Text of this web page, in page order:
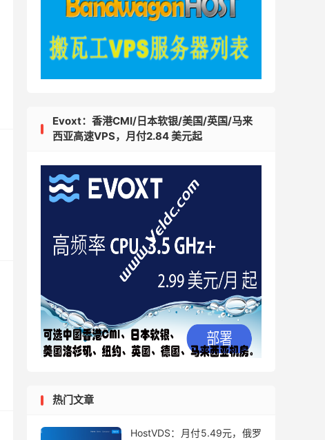
Evoxt：香港CMI/日本软银/美国/英国/马来
西亚高速VPS，月付2.84 美元起
热门文章
HostVDS：月付5.49元，俄罗